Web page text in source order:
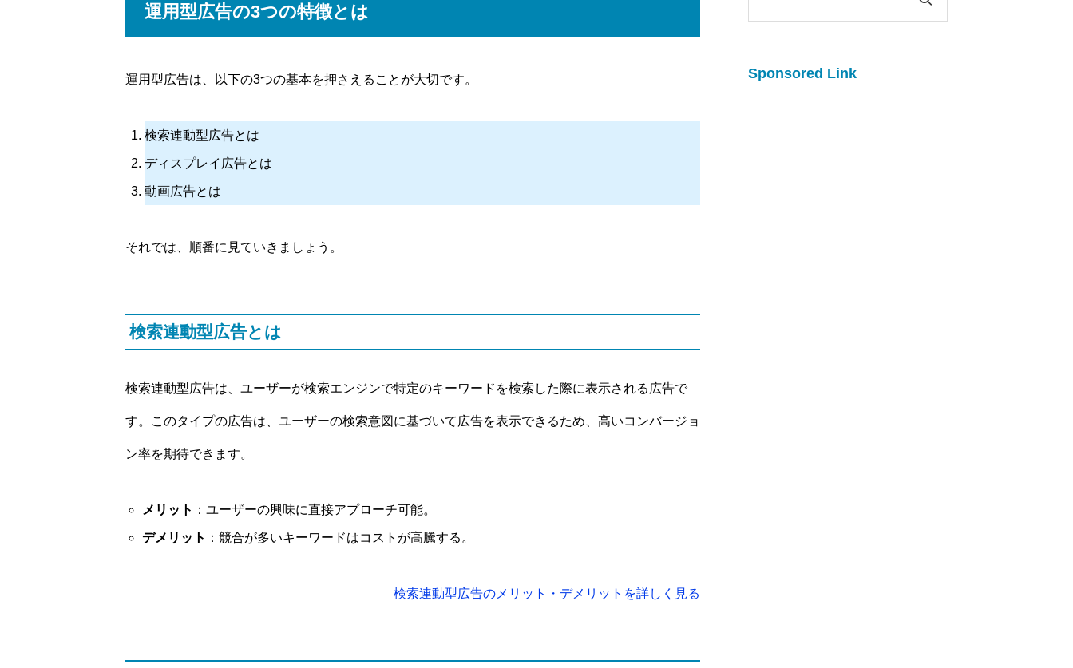
運用型広告の3つの特徴とは
運用型広告は、以下の3つの基本を押さえることが大切です。
検索連動型広告とは
ディスプレイ広告とは
動画広告とは
それでは、順番に見ていきましょう。
検索連動型広告とは
検索連動型広告は、ユーザーが検索エンジンで特定のキーワードを検索した際に表示される広告で
す。このタイプの広告は、ユーザーの検索意図に基づいて広告を表示できるため、高いコンバージョ
ン率を期待できます。
メリット ：ユーザーの興味に直接アプローチ可能。
デメリット ：競合が多いキーワードはコストが高騰する。
検索連動型広告のメリット・デメリットを詳しく見る
Sponsored Link